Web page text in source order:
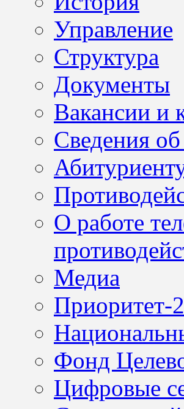
Управление
Структура
Документы
Вакансии и
Сведения
О работе
Медиа
Приоритет-
Фонд
Цифровые